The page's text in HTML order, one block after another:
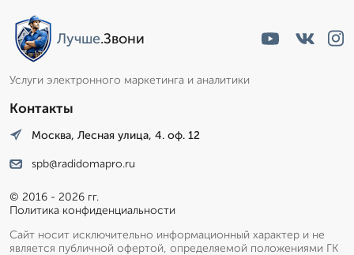
Лучше.Звони
Услуги электронного маркетинга и аналитики
Контакты
Москва, Лесная улица, 4. оф. 12
spb@radidomapro.ru
© 2016 - 2026 гг.
Политика конфиденциальности
Сайт носит исключительно информационный характер и не
является публичной офертой, определяемой положениями ГК